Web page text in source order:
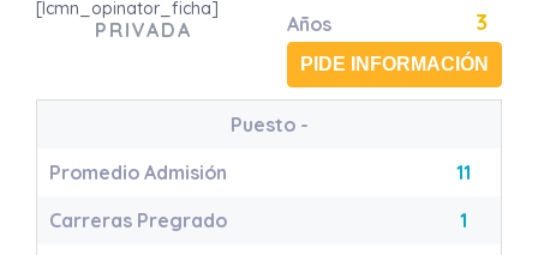
[lcmn_opinator_ficha]
PRIVADA Años 3
PIDE INFORMACIÓN
Puesto -
Promedio Admisión
11
Carreras Pregrado
1